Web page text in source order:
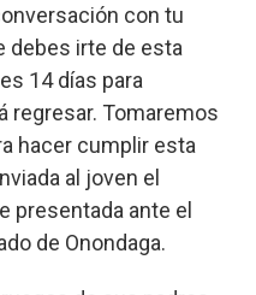
con tu
debes irte de esta
14 días para
regresar. Tomaremos
hacer cumplir esta
al joven el
presentada ante el
de Onondaga.